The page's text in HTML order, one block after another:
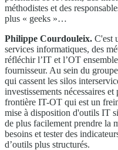
méthodistes et des
plus « geeks »…
Philippe Courdouleix. C'est
services informatiques, des
réfléchir l’IT et l’OT
fournisseur. Au sein du
qui cassent les silos
investissements nécessaires
frontière IT-OT qui est un
mise à disposition d'outils IT
de plus facilement prendre la
besoins et tester des
d’outils plus structurés.